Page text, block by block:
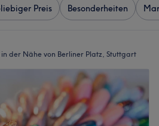
Preis Besonderheiten
der Nähe von Berliner Platz, Stuttgart